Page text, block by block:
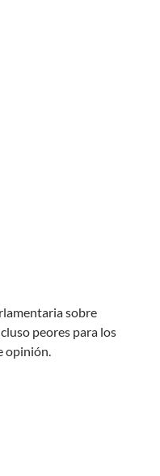
sobre
peores para los
opinión.